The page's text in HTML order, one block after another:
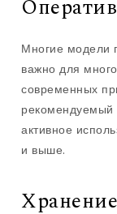
Многие модели
важно для
современных
активное
и выше.